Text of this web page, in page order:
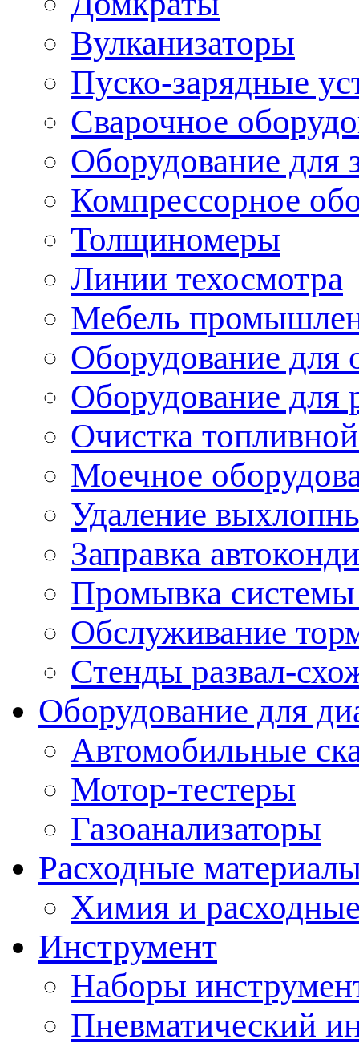
Вулканизаторы
Пуско-зарядные
Сварочное
Оборудование для
Компрессорное
Толщиномеры
Линии техосмотра
Мебель
Оборудование для
Оборудование для
Очистка
Моечное
Удаление
Заправка
Промывка
Обслуживание
Стенды развал-
Оборудование для
Автомобильные
Мотор-тестеры
Газоанализаторы
Расходные
Химия и
Инструмент
Наборы
Пневматический